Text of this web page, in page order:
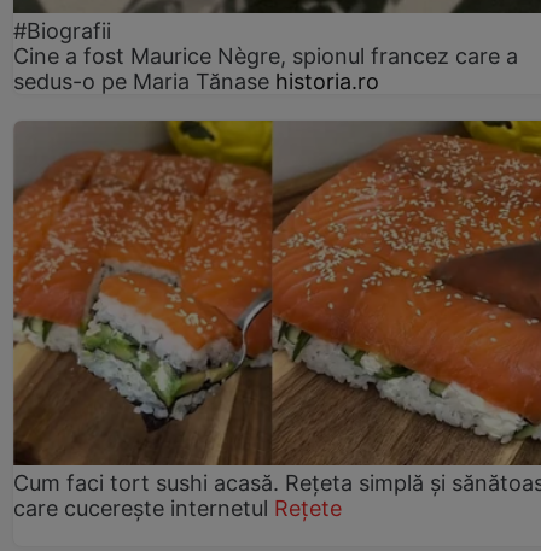
#Biografii
Cine a fost Maurice Nègre, spionul francez care a
sedus-o pe Maria Tănase historia.ro
Cum faci tort sushi acasă. Rețeta simplă și
care cucerește internetul Rețete